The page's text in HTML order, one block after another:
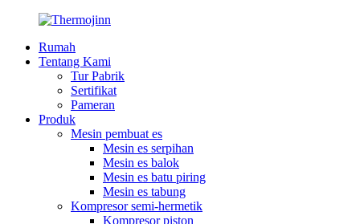
Rumah
Tentang Kami
Tur Pabrik
Sertifikat
Pameran
Produk
Mesin pembuat es
Mesin es serpihan
Mesin es balok
Mesin es batu piring
Mesin es tabung
Kompresor semi-hermetik
Kompresor piston